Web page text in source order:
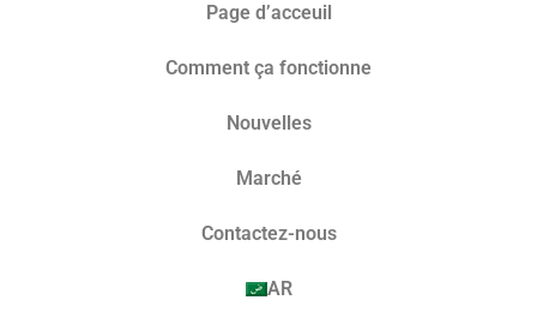
Page d’acceuil
Comment ça fonctionne
Nouvelles
Marché​
Contactez-nous
AR